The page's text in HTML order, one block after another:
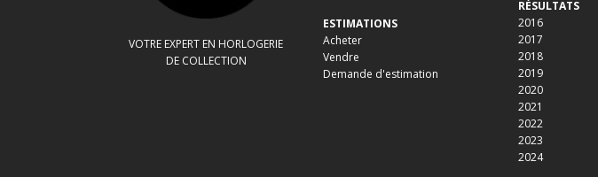
VOTRE EXPERT EN HORLOGERIE
DE COLLECTION
ESTIMATIONS
Acheter
Vendre
Demande d'estimation
RÉSULTATS
2016
2017
2018
2019
2020
2021
2022
2023
2024